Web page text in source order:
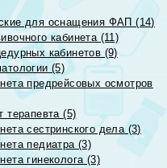
для оснащения ФАП (14)
кабинета (11)
кабинетов (9)
(5)
предрейсовых осмотров
терапевта (5)
сестринского дела (3)
педиатра (3)
гинеколога (3)